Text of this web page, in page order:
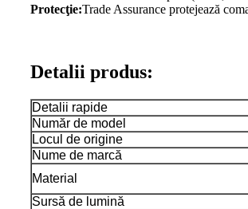
Protecţie:Trade Assurance protejează
Detalii produs:
Detalii rapide
Număr de model
Locul de origine
Nume de marcă
Material
Sursă de lumină